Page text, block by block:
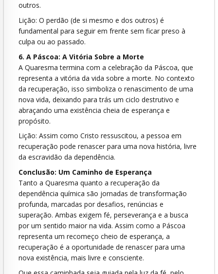
outros.
Lição: O perdão (de si mesmo e dos outros) é
fundamental para seguir em frente sem ficar preso à
culpa ou ao passado.
6. A Páscoa: A Vitória Sobre a Morte
A Quaresma termina com a celebração da Páscoa, que
representa a vitória da vida sobre a morte. No contexto
da recuperação, isso simboliza o renascimento de uma
nova vida, deixando para trás um ciclo destrutivo e
abraçando uma existência cheia de esperança e
propósito.
Lição: Assim como Cristo ressuscitou, a pessoa em
recuperação pode renascer para uma nova história, livre
da escravidão da dependência.
Conclusão: Um Caminho de Esperança
Tanto a Quaresma quanto a recuperação da
dependência química são jornadas de transformação
profunda, marcadas por desafios, renúncias e
superação. Ambas exigem fé, perseverança e a busca
por um sentido maior na vida. Assim como a Páscoa
representa um recomeço cheio de esperança, a
recuperação é a oportunidade de renascer para uma
nova existência, mais livre e consciente.